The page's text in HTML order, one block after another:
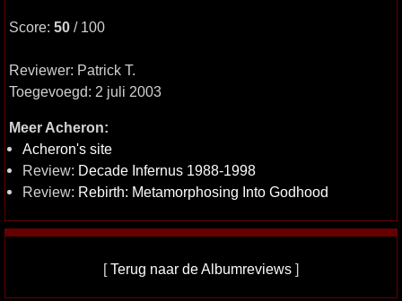
Score: 50 / 100
Reviewer: Patrick T.
Toegevoegd: 2 juli 2003
Meer Acheron:
Acheron's site
Review: Decade Infernus 1988-1998
Review: Rebirth: Metamorphosing Into Godhood
[Terug naar de Albumreviews ]